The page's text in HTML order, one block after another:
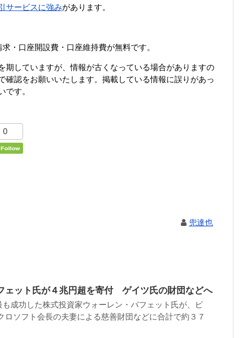
サービスに強みがあります。
・口座開設費・口座維持費が無料です。
期していますが、情報が古くなっている場合がありますの
確認をお願いいたします。掲載している情報に誤りがあっ
です。
0
兜達也
ェット氏が４兆円超を寄付 ゲイツ氏の財団などへ
成功した株式投資家ウォーレン・バフェット氏が、ビ
ロソフト会長の夫妻による慈善財団などに合計で約３７